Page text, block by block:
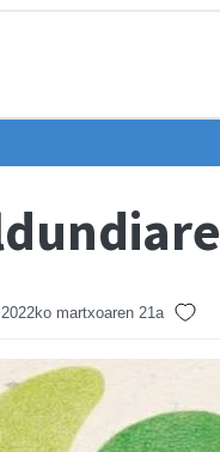
2022ko martxoaren 21a